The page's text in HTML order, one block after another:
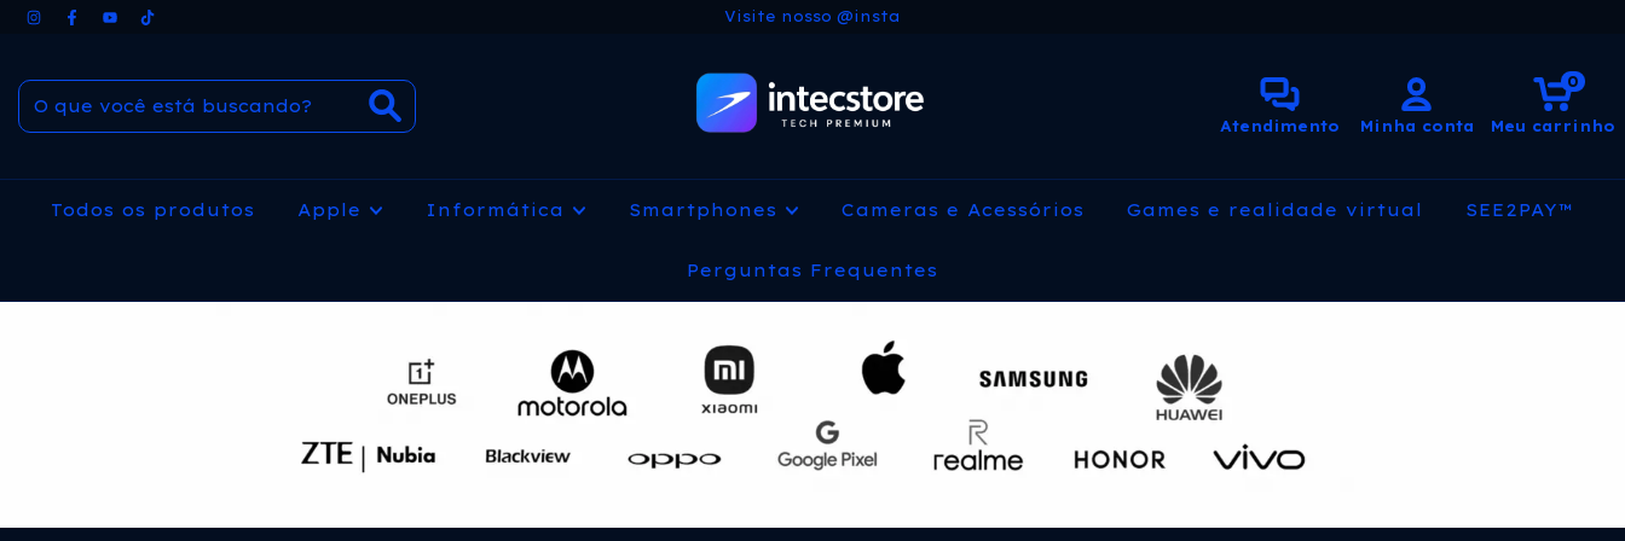
Visite nosso @insta
Atendimento Minha conta Meu carrinho
0
Todos os produtos Apple Informática Smartphones Cameras e Acessórios Games e realidade virtual SEE2PAY™
Perguntas Frequentes